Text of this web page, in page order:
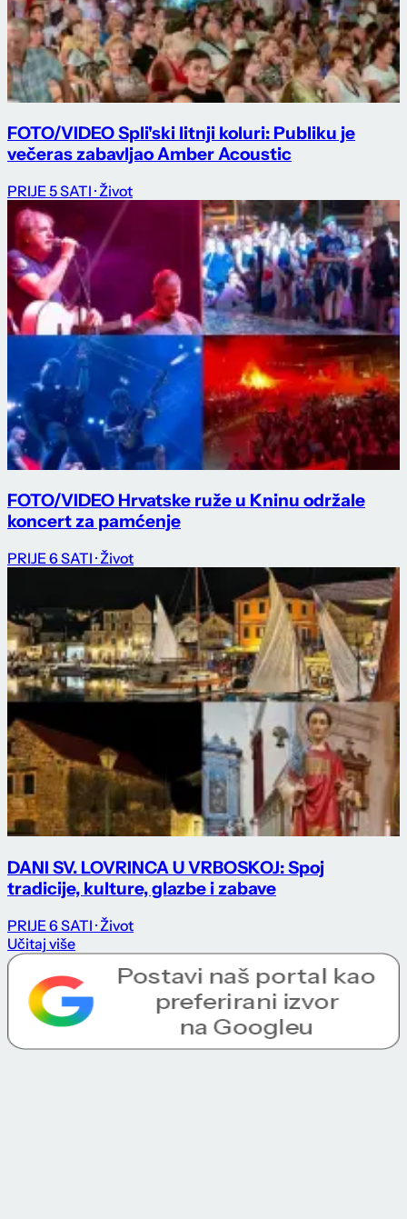
FOTO/VIDEO Spli'ski litnji koluri: Publiku je
večeras zabavljao Amber Acoustic
PRIJE 5 SATI · Život
FOTO/VIDEO Hrvatske ruže u Kninu održale
koncert za pamćenje
PRIJE 6 SATI · Život
DANI SV. LOVRINCA U VRBOSKOJ: Spoj
tradicije, kulture, glazbe i zabave
PRIJE 6 SATI · Život
Učitaj više